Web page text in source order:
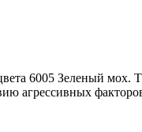
6005 Зеленый мох.
агрессивных